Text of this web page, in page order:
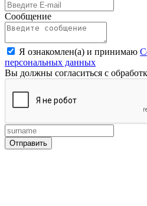
Сообщение
Я ознакомлен(а) и принимаю
персональных данных
Вы должны согласиться с